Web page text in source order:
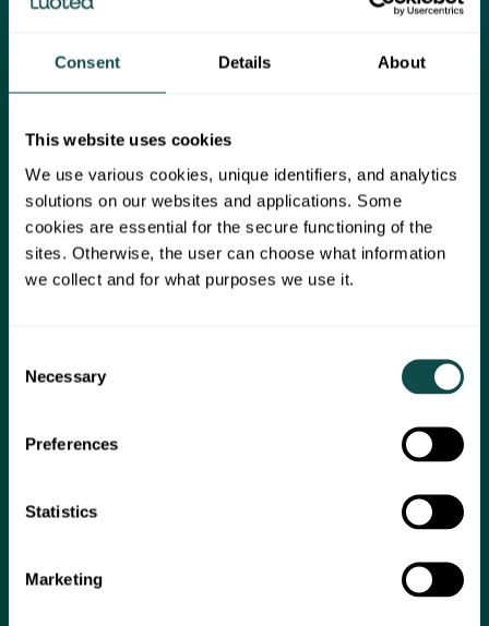
Consent Details About
This website uses cookies
We use various cookies, unique identifiers, and analytics
solutions on our websites and applications. Some
cookies are essential for the secure functioning of the
sites. Otherwise, the user can choose what information
we collect and for what purposes we use it.
Selection
Necessary
Preferences
Statistics
Marketing
Kehitämme työtä
pitkäaikaisen työuran
Palveluyrityksenä henkilöstömme hyvinvointi on
meille arvokasta. Pyrimme jatkuvasti löytämään
keinoja työn ja työympäristön kehittämiseen
työkykyä tukevaksi niin, että henkilöstömme
pystyisi olemaan mukana työelämässä